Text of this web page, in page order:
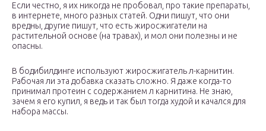
Если честно, я их никогда не пробовал, про такие препараты,
в интернете, много разных статей. Одни пишут, что они
вредны, другие пишут, что есть жиросжигатели на
растительной основе (на травах), и мол они полезны и не
опасны.
В бодибилдинге используют жиросжигатель л-карнитин.
Рабочая ли эта добавка сказать сложно. Я даже когда-то
принимал протеин с содержанием л карнитина. Не знаю,
зачем я его купил, я ведь и так был тогда худой и качался для
набора массы.